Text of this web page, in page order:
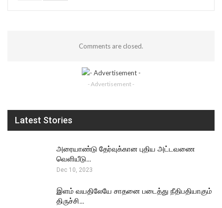
Comments are closed.
- Advertisement -
Latest Stories
அரையாண்டு தேர்வுக்கான புதிய அட்டவணை
வெளியீடு…
Dec 10, 2023
இளம் வயதிலேயே சாதனை படைத்து நீதிபதியாகும்
திருச்சி…